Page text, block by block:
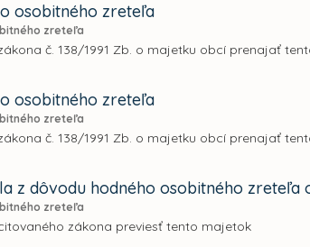
osobitného zreteľa
zreteľa
č. 138/1991 Zb. o majetku obcí prenajať
osobitného zreteľa
zreteľa
č. 138/1991 Zb. o majetku obcí prenajať
z dôvodu hodného osobitného
zreteľa
zákona previesť tento majetok